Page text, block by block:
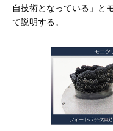
自技術となっている」と
て説明する。